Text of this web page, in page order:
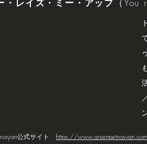
・レイズ・ミー・アップ （
公式サイト https://www.arsenpetrosyan.com